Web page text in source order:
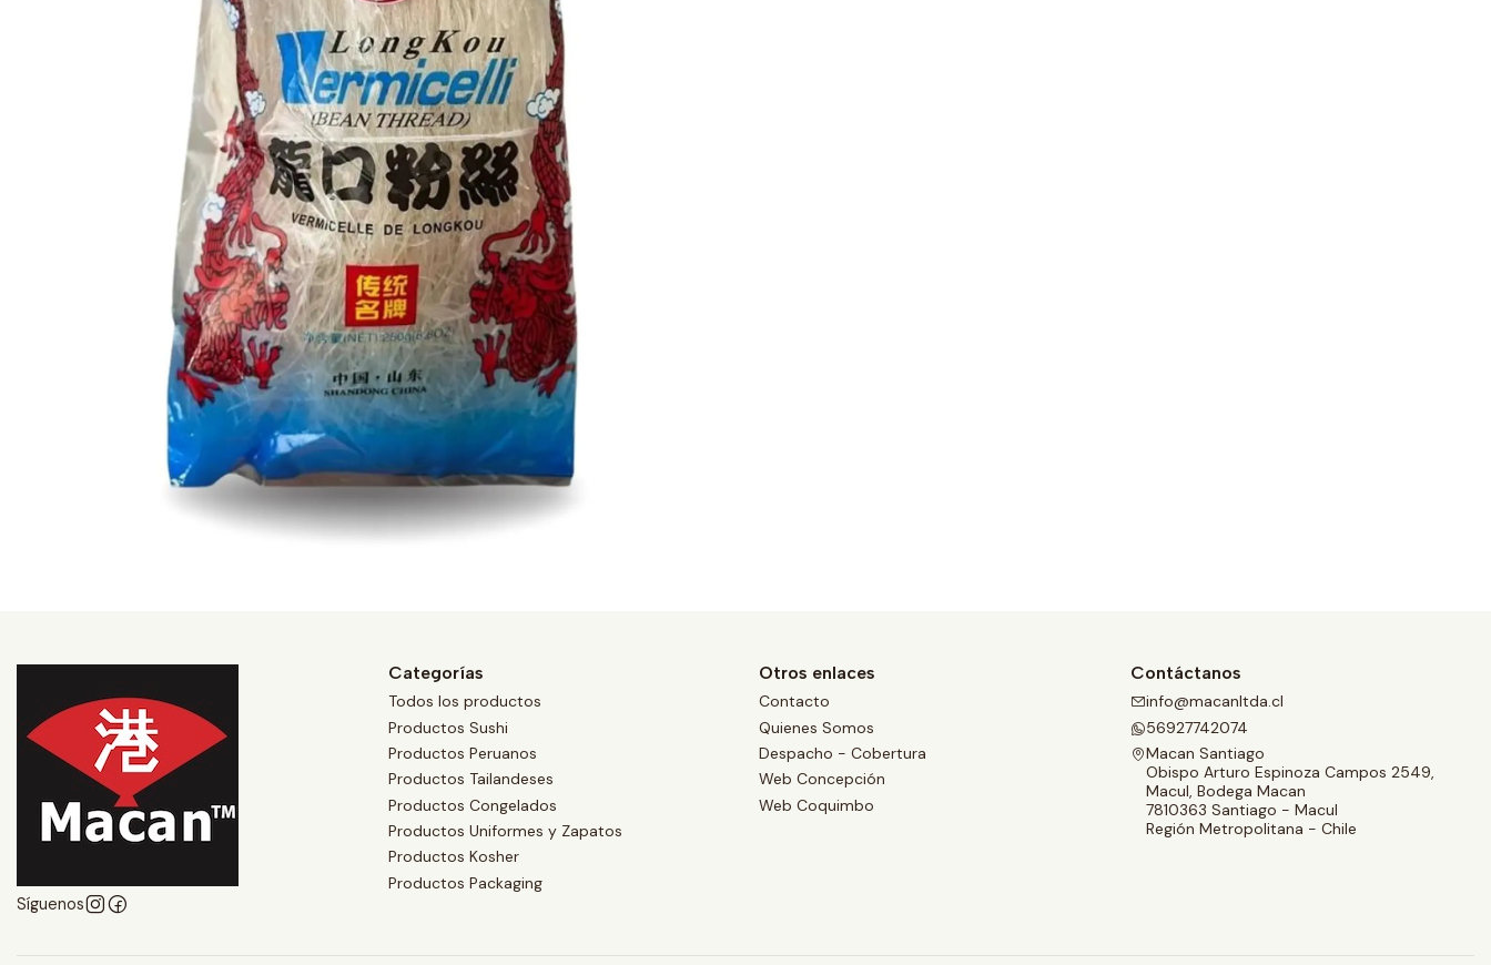
Síguenos
Categorías
Todos los productos
Productos Sushi
Productos Peruanos
Productos Tailandeses
Productos Congelados
Productos Uniformes y Zapatos
Productos Kosher
Productos Packaging
Otros enlaces
Contacto
Quienes Somos
Despacho - Cobertura
Web Concepción
Web Coquimbo
Contáctanos
info@macanltda.cl
56927742074
Macan Santiago
Obispo Arturo Espinoza Campos 2549,
Macul, Bodega Macan
7810363 Santiago - Macul
Región Metropolitana - Chile